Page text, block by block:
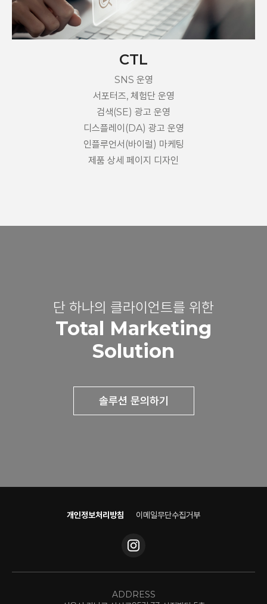
CTL
SNS 운영
서포터즈, 체험단 운영
검색(SE) 광고 운영
디스플레이(DA) 광고 운영
인플루언서(바이럴) 마케팅
제품 상세 페이지 디자인
단 하나의 클라이언트를 위한
Total Marketing
Solution
솔루션 문의하기
개인정보처리방침 이메일무단수집거부
ADDRESS